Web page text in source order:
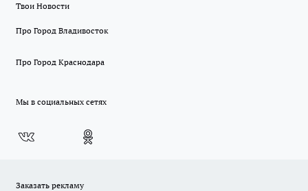
Твои Новости
Про Город Владивосток
Про Город Краснодара
Мы в социальных сетях
Заказать рекламу